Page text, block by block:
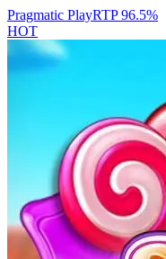
Pragmatic PlayRTP96.5%
HOT